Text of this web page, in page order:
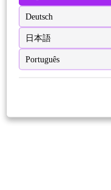
Deutsch
日本語
Português